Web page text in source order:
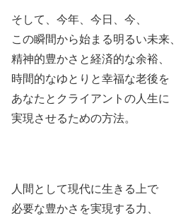
そして、今年、今日、今、
この瞬間から始まる明るい未来、
精神的豊かさと経済的な余裕、
時間的なゆとりと幸福な老後を
あなたとクライアントの人生に
実現させるための方法。
人間として現代に生きる上で
必要な豊かさを実現する力、